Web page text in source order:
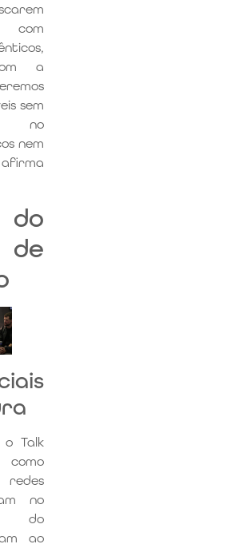
com
a
sem
no
nem
do
de
o Talk
redes
no
do
ao